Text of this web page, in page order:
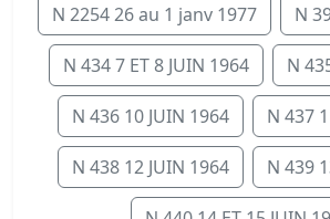
N 2254 26 au 1 janv 1977 N
N 434 7 ET 8 JUIN 1964 N
N 436 10 JUIN 1964 N 437
N 438 12 JUIN 1964 N 439